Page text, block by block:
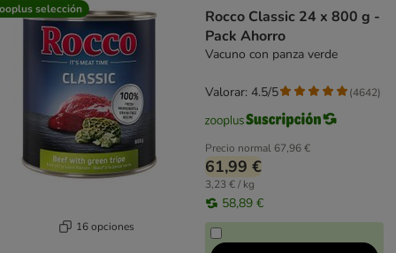
selección
16 opciones
Rocco Classic 24 x 800 g -
Pack Ahorro
Vacuno con panza verde
Precio normal 67,96 €
61,99 €
3,23 € / kg
58,89 €
Valorar: 4.5/5 (4642)